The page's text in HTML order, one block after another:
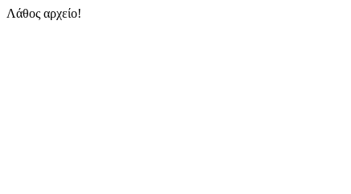
Λάθος αρχείο!